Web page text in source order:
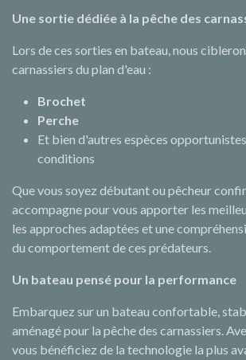
Une sortie dédiée à la pêche des
Lors de ces sorties en bateau, nous
carnassiers du plan d'eau :
Brochet
Perche
Et bien d'autres espèces
conditions
Que vous soyez débutant ou pêcheur
accompagne pour vous apporter les
les approches adaptées et une
du comportement de ces prédateurs.
Un bateau pensé pour la performance
Embarquez sur un bateau confortable,
aménagé pour la pêche des carnassiers.
vous bénéficiez de la technologie la plus